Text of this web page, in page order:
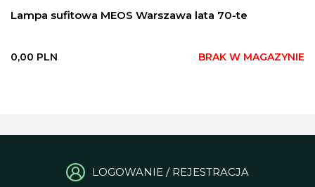
Lampa sufitowa MEOS Warszawa lata 70-te
0,00 PLN BRAK W MAGAZYNIE
LOGOWANIE / REJESTRACJA